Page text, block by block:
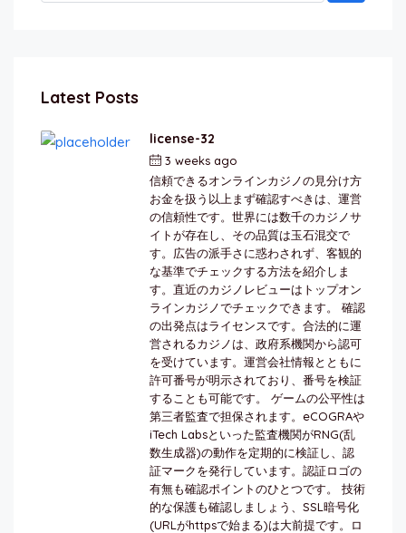
Latest Posts
license-32
3 weeks ago
信頼できるオンラインカジノの見分け方
お金を扱う以上まず確認すべきは、運営
の信頼性です。世界には数千のカジノサ
イトが存在し、その品質は玉石混交で
す。広告の派手さに惑わされず、客観的
な基準でチェックする方法を紹介しま
す。直近のカジノレビューはトップオン
ラインカジノでチェックできます。 確認
の出発点はライセンスです。合法的に運
営されるカジノは、政府系機関から認可
を受けています。運営会社情報とともに
許可番号が明示されており、番号を検証
することも可能です。 ゲームの公平性は
第三者監査で担保されます。eCOGRAや
iTech Labsといった監査機関がRNG(乱
数生成器)の動作を定期的に検証し、認
証マークを発行しています。認証ロゴの
有無も確認ポイントのひとつです。 技術
的な保護も確認しましょう、SSL暗号化
(URLがhttpsで始まる)は大前提です。ロ